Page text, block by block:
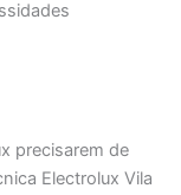
precisarem de
Electrolux Vila